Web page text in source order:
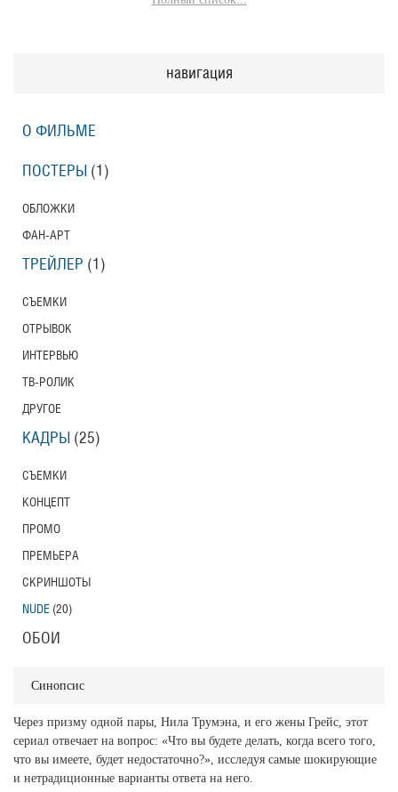
Синопсис
Через призму одной пары, Нила Трумэна, и его жены Грейс, этот
сериал отвечает на вопрос: «Что вы будете делать, когда всего того,
что вы имеете, будет недостаточно?», исследуя самые шокирующие
и нетрадиционные варианты ответа на него.
навигация
О ФИЛЬМЕ
ПОСТЕРЫ (1)
ОБЛОЖКИ
ФАН-АРТ
ТРЕЙЛЕР (1)
СЪЕМКИ
ОТРЫВОК
ИНТЕРВЬЮ
ТВ-РОЛИК
ДРУГОЕ
КАДРЫ (25)
СЪЕМКИ
КОНЦЕПТ
ПРОМО
ПРЕМЬЕРА
СКРИНШОТЫ
NUDE (20)
ОБОИ